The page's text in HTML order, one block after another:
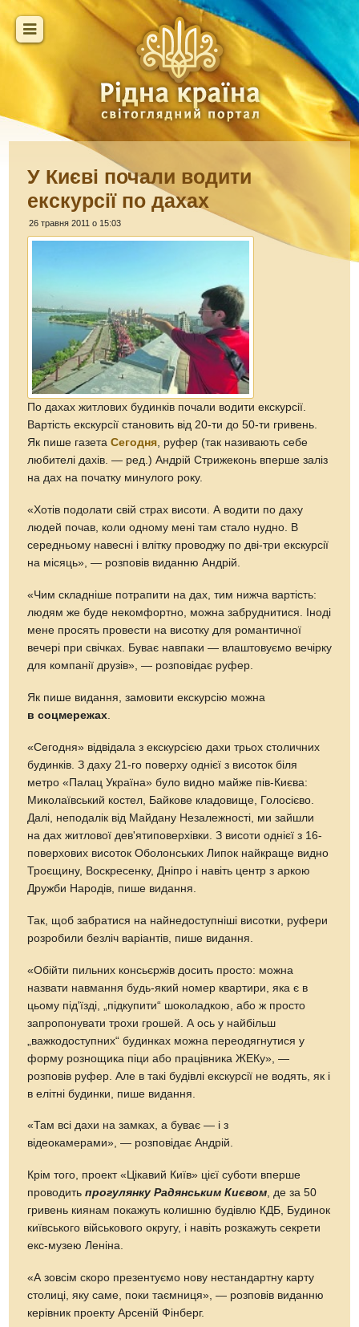
У Києві почали водити
екскурсії по дахах
26 травня 2011 о 15:03
По дахах житлових будинків почали водити екскурсії.
Вартість екскурсії становить від 20-ти до 50-ти гривень.
Як пише газетаСегодня , руфер (так називають себе
любителі дахів. — ред.) Андрій Стрижеконь вперше заліз
на дах на початку минулого року.
«Хотів подолати свій страх висоти. А водити по даху
людей почав, коли одному мені там стало нудно. В
середньому навесні і влітку проводжу по дві-три екскурсії
на місяць», — розповів виданню Андрій.
«Чим складніше потрапити на дах, тим нижча вартість:
людям же буде некомфортно, можна забруднитися. Іноді
мене просять провести на висотку для романтичної
вечері при свічках. Буває навпаки — влаштовуємо вечірку
для компанії друзів», — розповідає руфер.
Як пише видання, замовити екскурсію можна
в соцмережах
«Сегодня» відвідала з екскурсією дахи трьох столичних
будинків. З даху 21-го поверху однієї з висоток біля
метро «Палац Україна» було видно майже пів-Києва:
Миколаївський костел, Байкове кладовище, Голосієво.
Далі, неподалік від Майдану Незалежності, ми зайшли
на дах житлової дев'ятиповерхівки. З висоти однієї з 16-
поверхових висоток Оболонських Липок найкраще видно
Троєщину, Воскресенку, Дніпро і навіть центр з аркою
Дружби Народів, пише видання.
Так, щоб забратися на найнедоступніші висотки, руфери
розробили безліч варіантів, пише видання.
«Обійти пильних консьєржів досить просто: можна
назвати навмання будь-який номер квартири, яка є в
цьому під'їзді, „підкупити“ шоколадкою, або ж просто
запропонувати трохи грошей. А ось у найбільш
„важкодоступних“ будинках можна переодягнутися у
форму рознощика піци або працівника ЖЕКу», —
розповів руфер. Але в такі будівлі екскурсії не водять, як і
в елітні будинки, пише видання.
«Там всі дахи на замках, а буває — і з
відеокамерами», — розповідає Андрій.
Крім того, проект «Цікавий Київ» цієї суботи вперше
проводить прогулянку Радянським Києвом, де за 50
гривень киянам покажуть колишню будівлю КДБ, Будинок
київського військового округу, і навіть розкажуть секрети
екс-музею Леніна.
«А зовсім скоро презентуємо нову нестандартну карту
столиці, яку саме, поки таємниця», — розповів виданню
керівник проекту Арсеній Фінберг.